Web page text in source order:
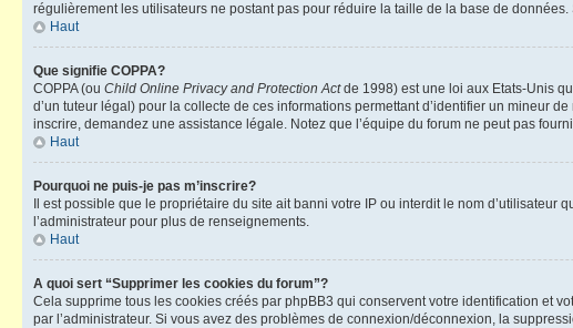
régulièrement les utilisateurs ne postant pas pour réduire la taille de la base de
Haut
Que signifie COPPA?
COPPA (ou Child Online Privacy and Protection Actde 1998) est une loi aux Etats-Unis
d’un tuteur légal) pour la collecte de ces informations permettant d’identifier un mineur
inscrire, demandez une assistance légale. Notez que l’équipe du forum ne peut pas
Haut
Pourquoi ne puis-je pas m’inscrire?
Il est possible que le propriétaire du site ait banni votre IP ou interdit le nom
l’administrateur pour plus de renseignements.
Haut
A quoi sert “Supprimer les cookies du forum”?
Cela supprime tous les cookies créés par phpBB3 qui conservent votre identification et
par l’administrateur. Si vous avez des problèmes de connexion/déconnexion, la